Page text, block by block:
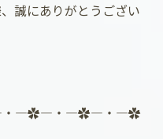
誠にありがとうござい
―✿―・―✿―・―✿